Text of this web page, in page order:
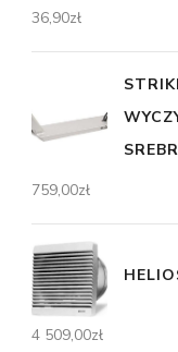
36,90zł
759,00zł
4 509,00zł